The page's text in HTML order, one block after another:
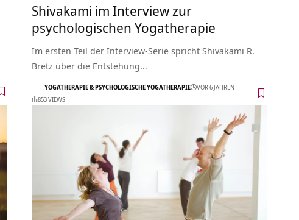
Shivakami im Interview zur
psychologischen Yogatherapie
Im ersten Teil der Interview-Serie spricht Shivakami R.
Bretz über die Entstehung…
YOGATHERAPIE & PSYCHOLOGISCHE YOGATHERAPIE
VOR 6 JAHREN
853 VIEWS